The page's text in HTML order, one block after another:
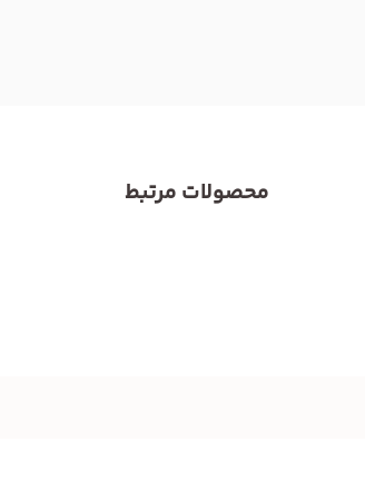
محصولات مرتبط